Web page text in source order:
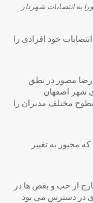
به انتصابات شهردار
خود افرادی را
مصور در نطق
شهر اصفهان
سطوح مختلف مدیران را
مجبور به تغییر
از حب و بغض ها در
در دسترس می بود